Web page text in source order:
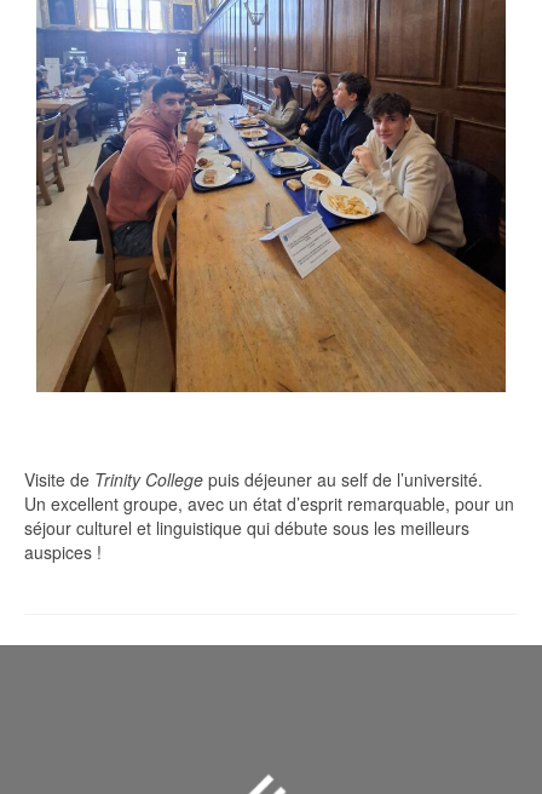
Visite de Trinity College puis déjeuner au self de l’université.
Un excellent groupe, avec un état d’esprit remarquable, pour un
séjour culturel et linguistique qui débute sous les meilleurs
auspices !